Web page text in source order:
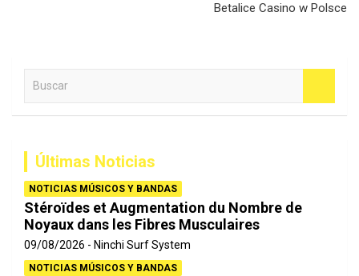
Betalice Casino w Polsce
Últimas Noticias
NOTICIAS MÚSICOS Y BANDAS
Stéroïdes et Augmentation du Nombre de
Noyaux dans les Fibres Musculaires
09/08/2026 Ninchi Surf System
NOTICIAS MÚSICOS Y BANDAS